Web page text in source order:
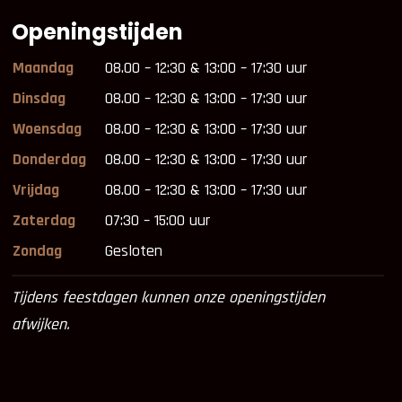
Openingstijden
Maandag
08.00 – 12:30 & 13:00 – 17:30 uur
Dinsdag
08.00 – 12:30 & 13:00 – 17:30 uur
Woensdag
08.00 – 12:30 & 13:00 – 17:30 uur
Donderdag
08.00 – 12:30 & 13:00 – 17:30 uur
Vrijdag
08.00 – 12:30 & 13:00 – 17:30 uur
Zaterdag
07:30 – 15:00 uur
Zondag
Gesloten
Tijdens feestdagen kunnen onze openingstijden
afwijken.